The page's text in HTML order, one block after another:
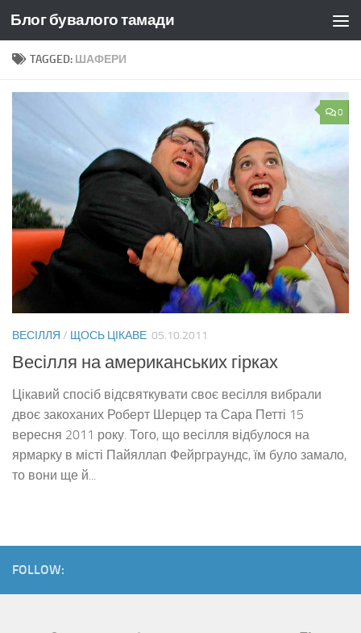
Skip to content
Блог бувалого тамади
TAGGED: ШАФЕРИ
0
ВЕСІЛЛЯ / ЩОСЬ ЦІКАВЕ 05.10.2011
Весілля на американських гірках
Цікавий спосіб відсвяткувати своє весілля вибрали
двоє закоханих Роберт Шерцер та Сара Петті 15
вересня 2011 року. Того, що весілля відбулося на
ярмарку в місті Пайяллап Фейрграундс, їм було замало,
то вони ще й...
FOLLOW: